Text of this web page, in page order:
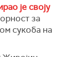
је своју
за
сукоба на